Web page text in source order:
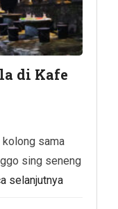
di Kafe
sama
sing seneng
selanjutnya